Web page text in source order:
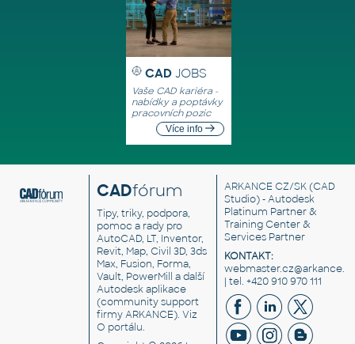
CAD JOBS
Vaše CAD kariéra -
nabídky a poptávky
pracovních pozic
Více info
CADfórum
Tipy, triky, podpora,
pomoc a rady pro
AutoCAD, LT, Inventor,
Revit, Map, Civil 3D, 3ds
Max, Fusion, Forma,
Vault, PowerMill a další
Autodesk aplikace
(community support
firmy ARKANCE). Viz
O portálu.
ARKANCE CZ/SK(CAD
Studio) - Autodesk
Platinum Partner &
Training Center &
Services Partner
KONTAKT:
| tel. +420 910 970 111